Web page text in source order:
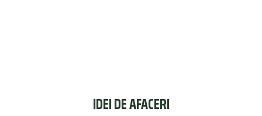
IDEI DE AFACERI